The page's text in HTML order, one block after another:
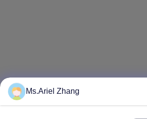
Ms.Ariel Zhang